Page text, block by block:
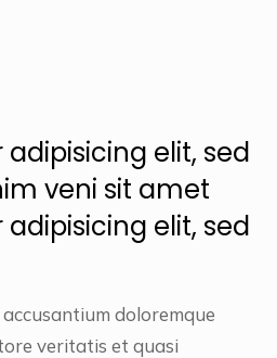
elit, sed
veni sit amet
elit, sed
doloremque
veritatis et quasi